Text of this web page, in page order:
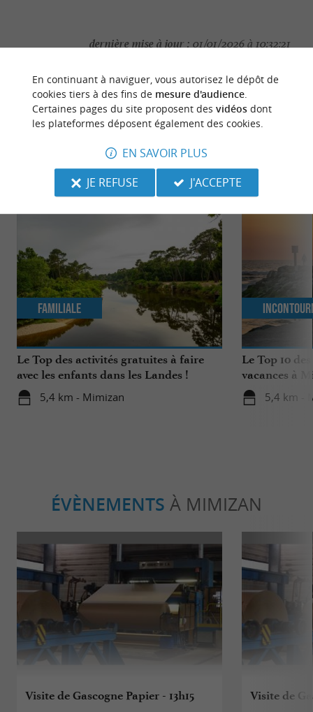
dernière mise à jour :01/01/2026 à 10:32:21
Source : Sirtaqui- Crédit photo :
mediatheque mimizan -
CC BY-NC-ND 4.0
NOUS AVONS TESTÉ POUR VOUS
Le Top des activités gratuites à faire
avec les enfants dans les Landes !
5,4 km - Mimizan
Familiale
Le Top 10
vacances à
5,4 km -
ÉVÈNEMENTS À MIMIZAN
Visite de Gascogne Papier - 13h15 Visite de
En continuant à naviguer, vous autorisez le dépôt de
cookies tiers à des fins de mesure d'audience.
Certaines pages du site proposent des vidéosdont
les plateformes déposent également des cookies.
EN SAVOIR PLUS
JE REFUSE
J'ACCEPTE